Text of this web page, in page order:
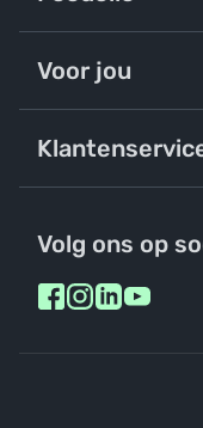
Voor jou
Volg ons op